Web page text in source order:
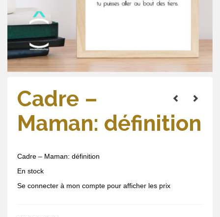
Cadre –
Maman: définition
Cadre – Maman: définition
En stock
Se connecter à mon compte pour afficher les prix